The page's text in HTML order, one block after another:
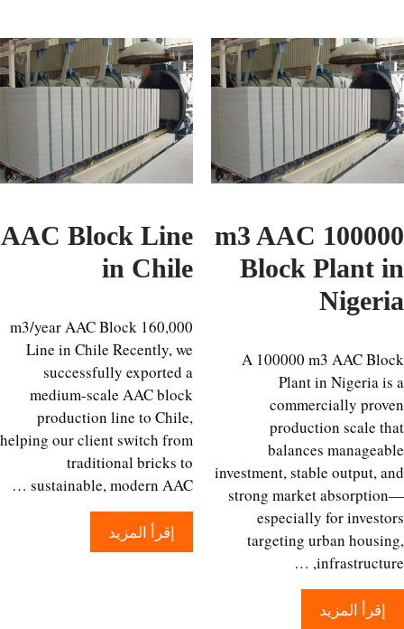
100000 m3 AAC
Block Plant
A 100000 m3 AAC
Plant in Nigeria
commercially
production scale
balances
investment, stable output,
strong market
especially for
targeting urban
إقرأ المزيد
AAC Block Line
in Chile
160,000 m3/year AAC Block
Line in Chile Recently, we
successfully exported a
medium-scale AAC block
production line to Chile,
helping our client switch from
traditional bricks to
sustainable, modern AAC …
إقرأ المزيد